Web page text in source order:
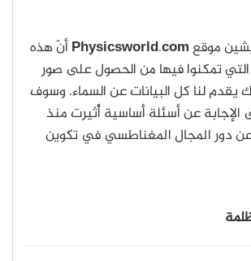
موقع Physicsworld.com
أنّ هذه
التي تمكنوا فيها من الحصول على صور
يقدم لنا كل البيانات عن السماء. وسوف
الإجابة عن أسئلة أساسية أُثيرت منذ
60 عاماً عن دور المجال المغناطسي في تكوين